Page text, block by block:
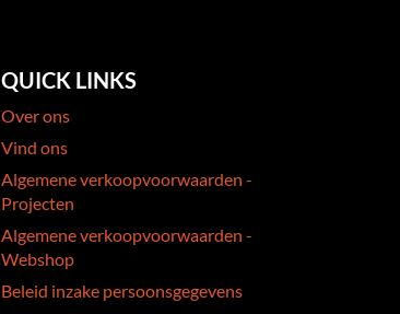
QUICK LINKS
Over ons
Vind ons
Algemene verkoopvoorwaarden -
Projecten
Algemene verkoopvoorwaarden -
Webshop
Beleid inzake persoonsgegevens